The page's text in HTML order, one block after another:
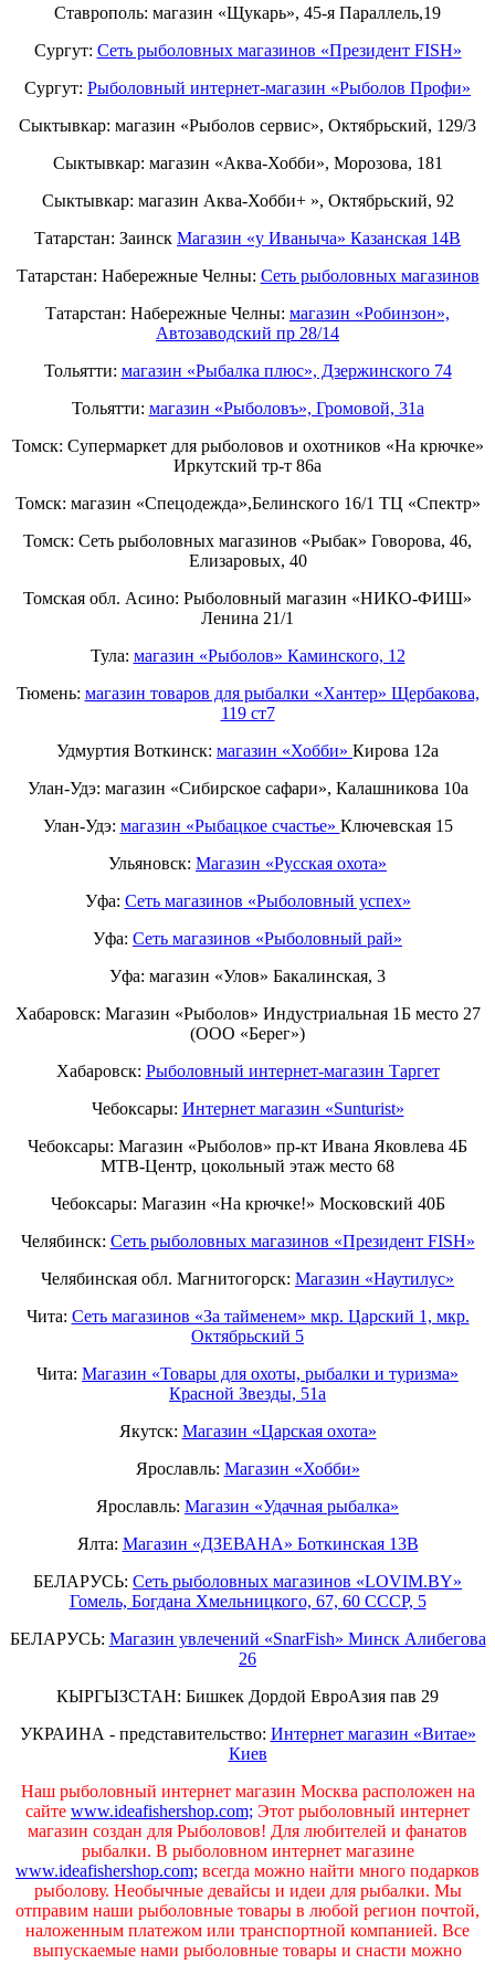
Ставрополь: магазин «Щукарь», 45-я Параллель,19
Сургут: Сеть рыболовных магазинов «Президент FISH»
Сургут: Рыболовный интернет-магазин «Рыболов Профи»
Сыктывкар: магазин «Рыболов сервис», Октябрьский, 129/3
Сыктывкар: магазин «Аква-Хобби», Морозова, 181
Сыктывкар: магазин Аква-Хобби+ », Октябрьский, 92
Татарстан: Заинск Магазин «у Иваныча» Казанская 14В
Татарстан: Набережные Челны: Cеть рыболовных магазинов
Татарстан: Набережные Челны: магазин «Робинзон»,
Автозаводский пр 28/14
Тольятти: магазин «Рыбалка плюс», Дзержинского 74
Тольятти: магазин «Рыболовъ», Громовой, 31а
Томск: Супермаркет для рыболовов и охотников «На крючке»
Иркутский тр-т 86а
Томск: магазин «Спецодежда»,Белинского 16/1 ТЦ «Спектр»
Томск: Сеть рыболовных магазинов «Рыбак» Говорова, 46,
Елизаровых, 40
Томская обл. Асино: Рыболовный магазин «НИКО-ФИШ»
Ленина 21/1
Тула: магазин «Рыболов» Каминского, 12
Тюмень: магазин товаров для рыбалки «Хантер» Щербакова,
119 ст7
Удмуртия Воткинск: магазин «Хобби» Кирова 12а
Улан-Удэ: магазин «Сибирское сафари», Калашникова 10а
Улан-Удэ: магазин «Рыбацкое счастье» Ключевская 15
Ульяновск: Магазин «Русская охота»
Уфа: Сеть магазинов «Рыболовный успех»
Уфа: Сеть магазинов «Рыболовный рай»
Уфа: магазин «Улов» Бакалинская, 3
Хабаровск: Магазин «Рыболов» Индустриальная 1Б место 27
(ООО «Берег»)
Хабаровск: Рыболовный интернет-магазин Таргет
Чебоксары: Интернет магазин «Sunturist»
Чебоксары: Магазин «Рыболов» пр-кт Ивана Яковлева 4Б
МТВ-Центр, цокольный этаж место 68
Чебоксары: Магазин «На крючке!» Московский 40Б
Челябинск: Сеть рыболовных магазинов «Президент FISH»
Челябинская обл. Магнитогорск: Магазин «Наутилус»
Чита: Сеть магазинов «За тайменем» мкр. Царский 1, мкр.
Октябрьский 5
Чита: Магазин «Товары для охоты, рыбалки и туризма»
Красной Звезды, 51а
Якутск: Магазин «Царская охота»
Ярославль: Магазин «Хобби»
Ярославль: Магазин «Удачная рыбалка»
Ялта: Магазин «ДЗЕВАНА» Боткинская 13В
БЕЛАРУСЬ: Сеть рыболовных магазинов «LOVIM.BY»
Гомель, Богдана Хмельницкого, 67, 60 СССР, 5
БЕЛАРУСЬ: Магазин увлечений «SnarFish» Минск Алибегова
26
КЫРГЫЗСТАН: Бишкек Дордой ЕвроАзия пав 29
УКРАИНА - представительство: Интернет магазин «Витае»
Киев
Наш рыболовный интернет магазин Москва расположен на
сайте www.ideafishershop.com; Этот рыболовный интернет
магазин создан для Рыболовов! Для любителей и фанатов
рыбалки. В рыболовном интернет магазине
www.ideafishershop.com; всегда можно найти много подарков
рыболову. Необычные девайсы и идеи для рыбалки. Мы
отправим наши рыболовные товары в любой регион почтой,
наложенным платежом или транспортной компанией. Все
выпускаемые нами рыболовные товары и снасти можно